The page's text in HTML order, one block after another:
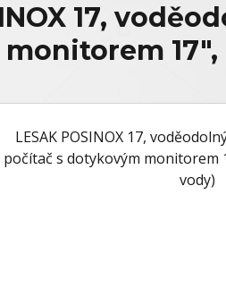
17,